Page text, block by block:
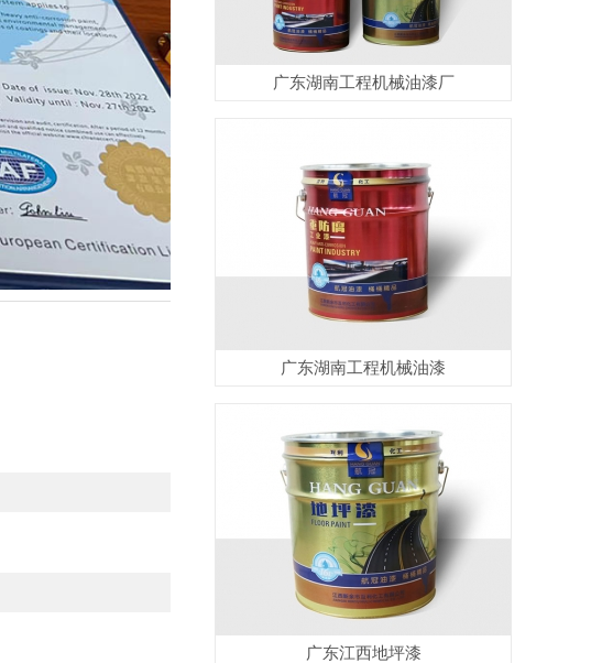
广东湖南工程机械油漆厂
广东湖南工程机械油漆
广东江西地坪漆